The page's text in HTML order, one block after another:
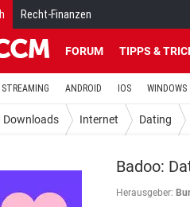
Recht-Finanzen
FORUM TIPPS &
STREAMING ANDROID IOS WINDOWS
Downloads Internet Dating
Badoo:
Herausgeber: